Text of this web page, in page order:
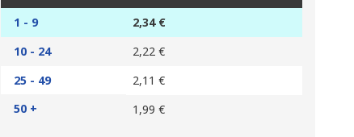
1 - 9
2,34 €
10 - 24
2,22 €
25 - 49
2,11 €
50 +
1,99 €